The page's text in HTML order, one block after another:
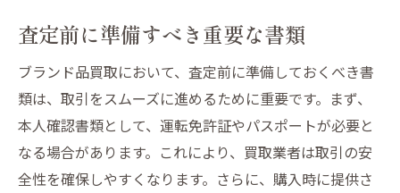
査定前に準備すべき重要な書類
ブランド品買取において、査定前に準備しておくべき書
類は、取引をスムーズに進めるために重要です。まず、
本人確認書類として、運転免許証やパスポートが必要と
なる場合があります。これにより、買取業者は取引の安
全性を確保しやすくなります。さらに、購入時に提供さ